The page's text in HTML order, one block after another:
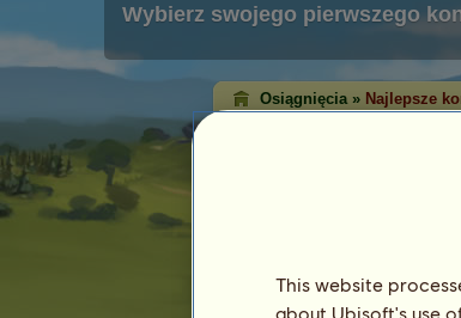
Wybierz swojego pierwszego
Osiągnięcia » Najlepsze
Ranking zwycięstw
Ten ranking jest aktualizowany
osiągnięć są zapamiętywane.
This website
about Ubisoft's use